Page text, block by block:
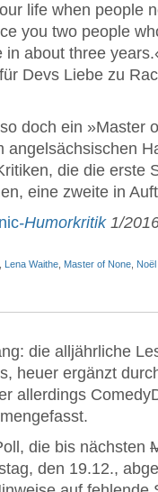
life when people
you two people
about three
Devs Liebe zu
doch ein »Master
angelsächsischen
die die erste
eine zweite in
-Humorkritik1/
Lena Waithe Master of None
die alljährliche
heuer ergänzt
allerdings
die bis nächsten
den 19.12.,